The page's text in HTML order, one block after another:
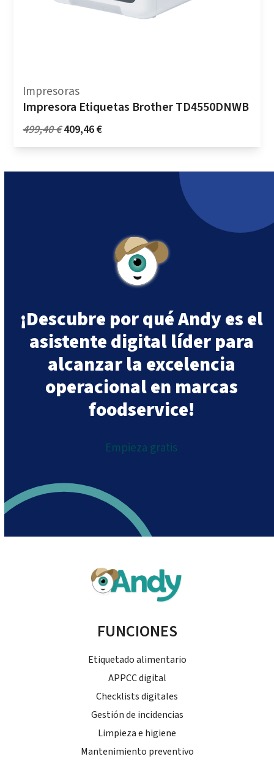
Impresoras
Impresora Etiquetas Brother TD4550DNWB
499,40€Original
price
409,46€Current
price
¡Descubre por qué Andy es el
asistente digital líder para
alcanzar la excelencia
operacional en marcas
foodservice!
Empieza gratis
FUNCIONES
Etiquetado alimentario
APPCC digital
Checklists digitales
Gestión de incidencias
Limpieza e higiene
Mantenimiento preventivo